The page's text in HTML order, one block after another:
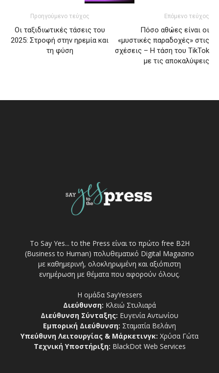
Προηγούμενο τεύχος
Oι ταξιδιωτικές τάσεις του
2025: Στροφή στην ηρεμία και
τη φύση
Επόμενο τεύχος
Πόσο αθώες είναι οι
«μυστικές παραδοχές» στις
σχέσεις – Η τάση του TikTok
με τις αποκαλύψεις
Το Say Yes... to the Press είναι το πρώτο free Β2Η
(Business to Human) πολυθεματικό Digital Magazino
με καθημερινή, ολοκληρωμένη και αξιόπιστη
ενημέρωση με θέματα που αφορούν όλους.
Η ομάδα SayYessers
Διεύθυνση: Κλειώ Στυλιαρά
Διεύθυνση Σύνταξης: Ευγενία Αντωνίου
Εμπορική Διεύθυνση: Σταματία Βελάνη
Υπεύθυνη Λειτουργίας & Μάρκετινγκ: Χρύσα Γώτα
Τεχνική Υποστήριξη: BlackDot Web Services